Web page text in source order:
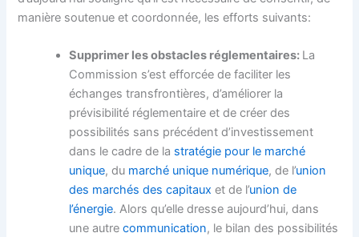
manière soutenue et coordonnée, les efforts suivants:
Supprimer les obstacles réglementaires: La
Commission s’est efforcée de faciliter les
échanges transfrontières, d’améliorer la
prévisibilité réglementaire et de créer des
possibilités sans précédent d’investissement
dans le cadre de la stratégie pour le marché
unique, du marché unique numérique, de l’union
des marchés des capitaux et de l’union de
l’énergie. Alors qu’elle dresse aujourd’hui, dans
une autrecommunication, le bilan des possibilités